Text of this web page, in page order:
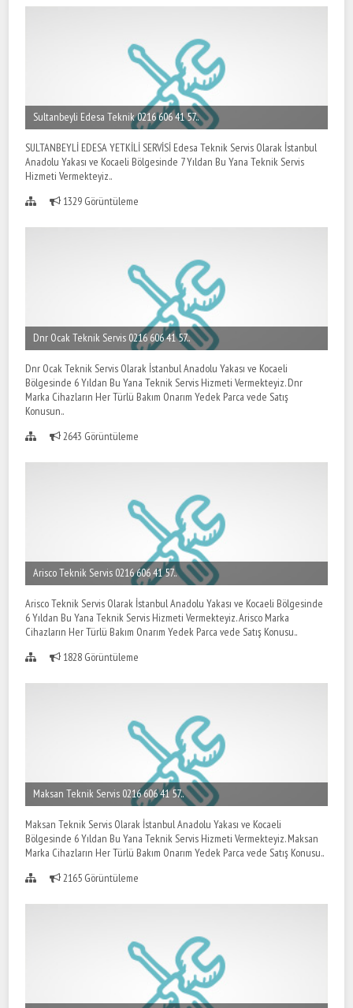
Sultanbeyli Edesa Teknik 0216 606 41 57..
SULTANBEYLİ EDESA YETKİLİ SERVİSİ Edesa Teknik Servis Olarak İstanbul
Anadolu Yakası ve Kocaeli Bölgesinde 7 Yıldan Bu Yana Teknik Servis
Hizmeti Vermekteyiz..
1329 Görüntüleme
Dnr Ocak Teknik Servis 0216 606 41 57..
Dnr Ocak Teknik Servis Olarak İstanbul Anadolu Yakası ve Kocaeli
Bölgesinde 6 Yıldan Bu Yana Teknik Servis Hizmeti Vermekteyiz. Dnr
Marka Cihazların Her Türlü Bakım Onarım Yedek Parca vede Satış
Konusun..
2643 Görüntüleme
Arisco Teknik Servis 0216 606 41 57..
Arisco Teknik Servis Olarak İstanbul Anadolu Yakası ve Kocaeli Bölgesinde
6 Yıldan Bu Yana Teknik Servis Hizmeti Vermekteyiz. Arisco Marka
Cihazların Her Türlü Bakım Onarım Yedek Parca vede Satış Konusu..
1828 Görüntüleme
Maksan Teknik Servis 0216 606 41 57..
Maksan Teknik Servis Olarak İstanbul Anadolu Yakası ve Kocaeli
Bölgesinde 6 Yıldan Bu Yana Teknik Servis Hizmeti Vermekteyiz. Maksan
Marka Cihazların Her Türlü Bakım Onarım Yedek Parca vede Satış Konusu..
2165 Görüntüleme